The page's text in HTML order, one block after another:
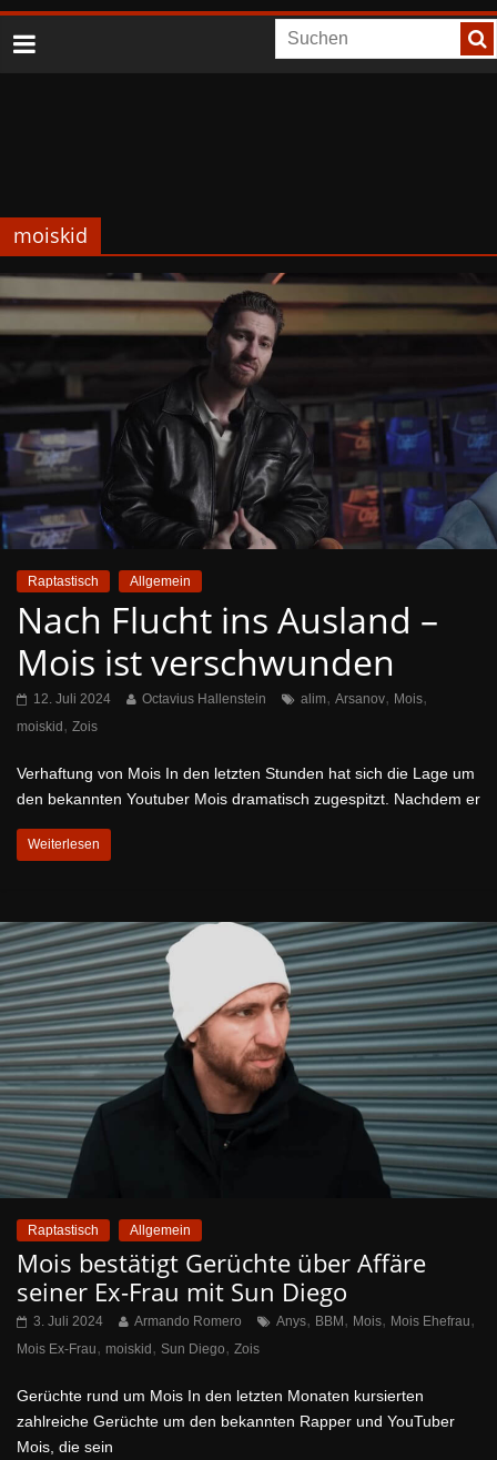
moiskid
Raptastisch Allgemein
Nach Flucht ins Ausland –
Mois ist verschwunden
12. Juli 2024 Octavius Hallenstein alim, Arsanov, Mois,
moiskid , Zois
Verhaftung von Mois In den letzten Stunden hat sich die Lage um
den bekannten Youtuber Mois dramatisch zugespitzt. Nachdem er
Weiterlesen
Raptastisch Allgemein
Mois bestätigt Gerüchte über Affäre
seiner Ex-Frau mit Sun Diego
3. Juli 2024 Armando Romero Anys, BBM , Mois, Mois Ehefrau,
Mois Ex-Frau, moiskid , Sun Diego, Zois
Gerüchte rund um Mois In den letzten Monaten kursierten
zahlreiche Gerüchte um den bekannten Rapper und YouTuber
Mois, die sein